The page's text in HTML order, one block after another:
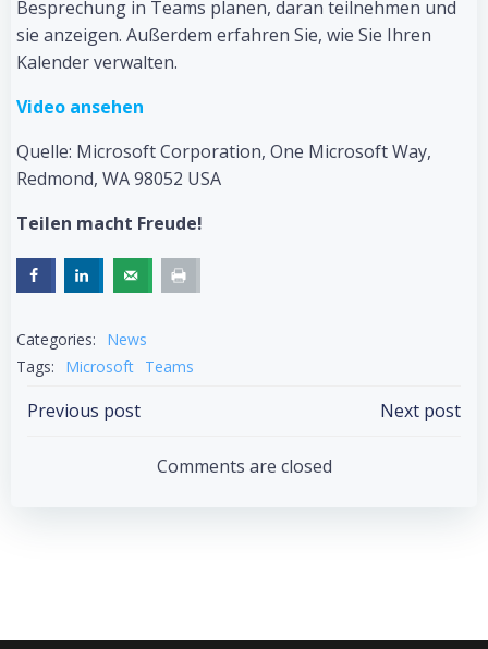
Besprechung in Teams planen, daran teilnehmen und
sie anzeigen. Außerdem erfahren Sie, wie Sie Ihren
Kalender verwalten.
Video ansehen
Quelle: Microsoft Corporation, On‍e Microsoft Wa‍y,
Redmond, WA 98‍052 USA
Teilen macht Freude!
Categories:
News
Tags:
Microsoft Teams
Post
navigation
Previous post
navigation
Next post
Comments are closed